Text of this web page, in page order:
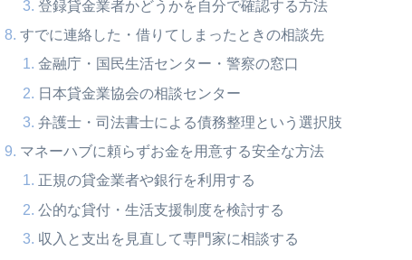
登録貸金業者かどうかを自分で確認する方法
すでに連絡した・借りてしまったときの相談先
金融庁・国民生活センター・警察の窓口
日本貸金業協会の相談センター
弁護士・司法書士による債務整理という選択肢
マネーハブに頼らずお金を用意する安全な方法
正規の貸金業者や銀行を利用する
公的な貸付・生活支援制度を検討する
収入と支出を見直して専門家に相談する